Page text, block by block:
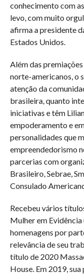
conhecimento com
levo, com muito
afirma a presidente
Estados Unidos.
Além das
norte-americanos, o
atenção da
brasileira, quanto
iniciativas e têm
empoderamento e
personalidades que
empreendedorismo
parcerias com
Brasileiro, Sebrae,
Consulado
Recebeu vários
Mulher em
homenagens por
relevância de seu
título de 2020
House. Em 2019,